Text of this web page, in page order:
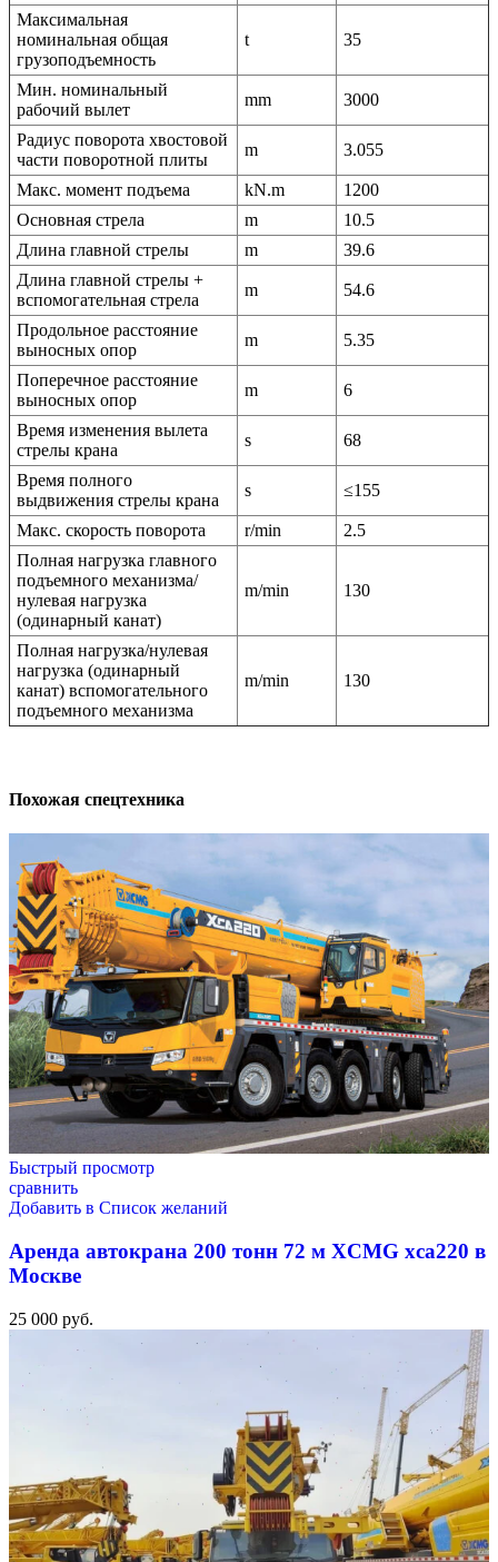
Максимальная
номинальная общая
грузоподъемность
t 35
Мин. номинальный
рабочий вылет
mm 3000
Радиус поворота хвостовой
части поворотной плиты
m 3.055
Макс. момент подъема kN.m
1200
Основная стрела
m
10.5
Длина главной стрелы
m
39.6
Длина главной стрелы +
вспомогательная стрела
m 54.6
Продольное расстояние
выносных опор
m 5.35
Поперечное расстояние
выносных опор
m 6
Время изменения вылета
стрелы крана
s 68
Время полного
выдвижения стрелы крана
s ≤155
Макс. скорость поворота r/min
2.5
Полная нагрузка главного
подъемного механизма/
нулевая нагрузка
(одинарный канат)
m/min 130
Полная нагрузка/нулевая
нагрузка (одинарный
канат) вспомогательного
подъемного механизма
m/min 130
Похожая спецтехника
Быстрый просмотр
сравнить
Добавить в Список желаний
Аренда автокрана 200 тонн 72 м XCMG xca220 в
Москве
25 000 руб.